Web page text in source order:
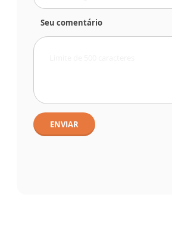
Seu comentário
ENVIAR